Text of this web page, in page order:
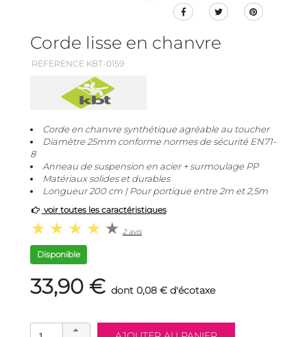
Corde lisse en chanvre
REFERENCE KBT-0159
Corde en chanvre synthétique agréable au toucher
Diamètre 25mm conforme normes de sécurité EN71-
8
Anneau de suspension en acier + surmoulage PP
Matériaux solides et durables
Longueur 200 cm | Pour portique entre 2m et 2,5m
voir toutes les caractéristiques
2 avis
Disponible
33,90 € dont 0,08 € d'écotaxe